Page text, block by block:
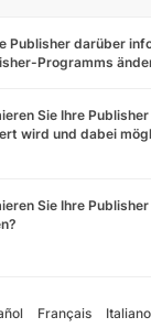
Publisher darüber
Programms
Sie Ihre
wird und dabei
Sie Ihre
Français Italiano